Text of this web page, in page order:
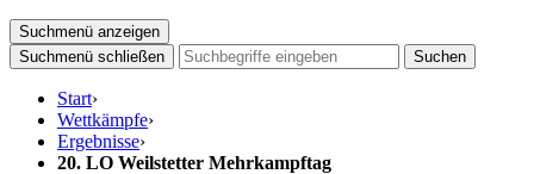
Suchmenü anzeigen
Suchmenü schließen
Suchen
Start›
Wettkämpfe›
Ergebnisse›
20. LO Weilstetter Mehrkampftag